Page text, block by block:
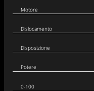
Motore
Dislocamento
Disposizione
Potere
0-100